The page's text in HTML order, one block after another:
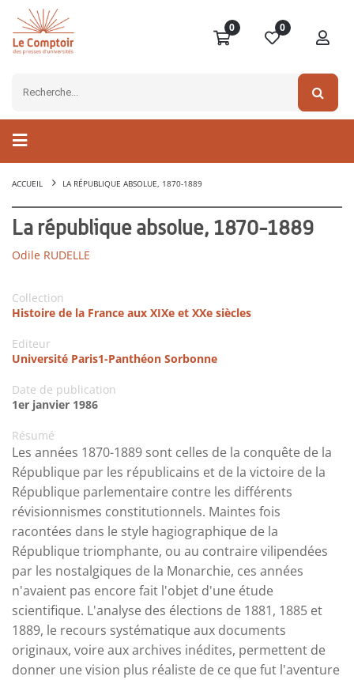
0 0
ACCUEIL LA RÉPUBLIQUE ABSOLUE, 1870-1889
La république absolue, 1870-1889
Odile RUDELLE
Collection
Histoire de la France aux XIXe et XXe siècles
Editeur
Université Paris1-Panthéon Sorbonne
Date de publication
1er janvier 1986
Résumé
Les années 1870-1889 sont celles de la conquête de la
République par les républicains et de la victoire de la
République parlementaire contre les différents
révisionnismes constitutionnels. Maintes fois
racontées dans le style hagiographique de la
République triomphante, ou au contraire vilipendées
par les nostalgiques de la Monarchie, ces années
n'avaient pas encore fait l'objet d'une étude
scientifique. L'analyse des élections de 1881, 1885 et
1889, le recours systématique aux documents
originaux, voire aux archives inédites, permettent de
donner une vision plus réaliste de ce que fut l'aventure